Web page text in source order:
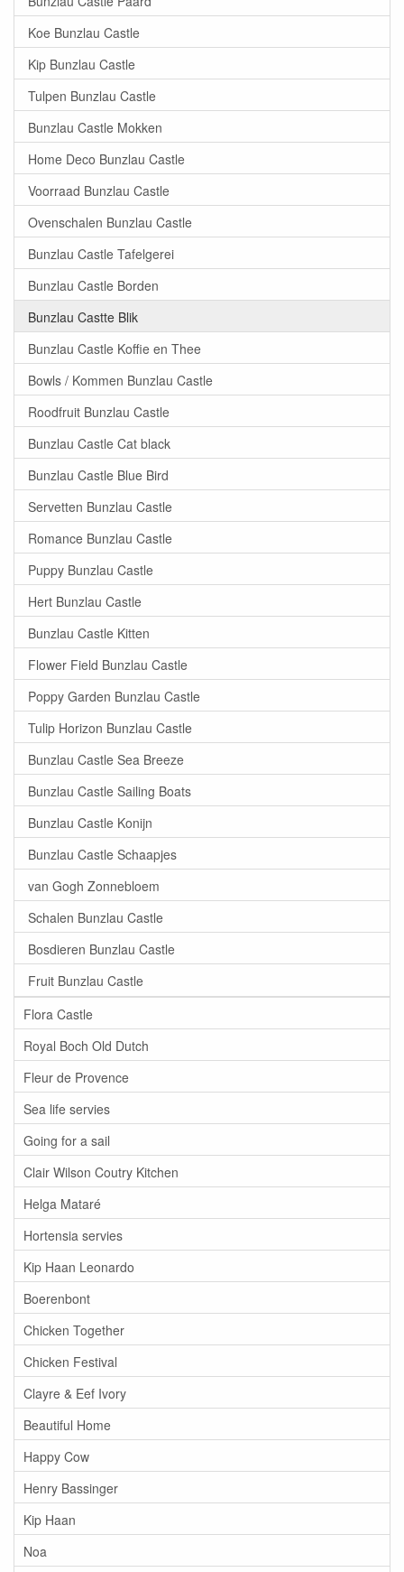
Koe Bunzlau Castle
Kip Bunzlau Castle
Tulpen Bunzlau Castle
Bunzlau Castle Mokken
Home Deco Bunzlau Castle
Voorraad Bunzlau Castle
Ovenschalen Bunzlau Castle
Bunzlau Castle Tafelgerei
Bunzlau Castle Borden
Bunzlau Castte Blik
Bunzlau Castle Koffie en Thee
Bowls / Kommen Bunzlau Castle
Roodfruit Bunzlau Castle
Bunzlau Castle Cat black
Bunzlau Castle Blue Bird
Servetten Bunzlau Castle
Romance Bunzlau Castle
Puppy Bunzlau Castle
Hert Bunzlau Castle
Bunzlau Castle Kitten
Flower Field Bunzlau Castle
Poppy Garden Bunzlau Castle
Tulip Horizon Bunzlau Castle
Bunzlau Castle Sea Breeze
Bunzlau Castle Sailing Boats
Bunzlau Castle Konijn
Bunzlau Castle Schaapjes
van Gogh Zonnebloem
Schalen Bunzlau Castle
Bosdieren Bunzlau Castle
Fruit Bunzlau Castle
Flora Castle
Royal Boch Old Dutch
Fleur de Provence
Sea life servies
Going for a sail
Clair Wilson Coutry Kitchen
Helga Mataré
Hortensia servies
Kip Haan Leonardo
Boerenbont
Chicken Together
Chicken Festival
Clayre & Eef Ivory
Beautiful Home
Happy Cow
Henry Bassinger
Kip Haan
Noa